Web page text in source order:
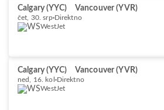
Calgary (YYC) Vancouver (YVR)
čet, 30. srp Direktno
WestJet
Calgary (YYC) Vancouver (YVR)
ned, 16. kol Direktno
WestJet